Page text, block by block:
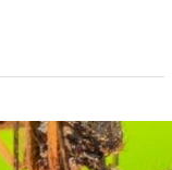
Tot Mai
și Europa